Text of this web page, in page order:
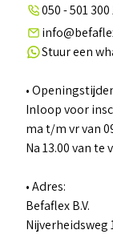
050 - 501 300
Stuur een
•
Inloop voor
ma t/m vr van
Na 13.00 van
• Adres:
Befaflex B.V.
Nijverheidsweg